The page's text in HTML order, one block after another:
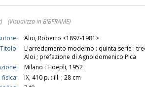
(Visualizza in BIBFRAME)
Aloi, Roberto <1897-1981>
Titolo:
L'arredamento moderno : quinta serie :
Aloi ; prefazione di Agnoldomenico Pica
Milano : Hoepli, 1952
fisica:
IX, 410 p. : ill. ; 28 cm